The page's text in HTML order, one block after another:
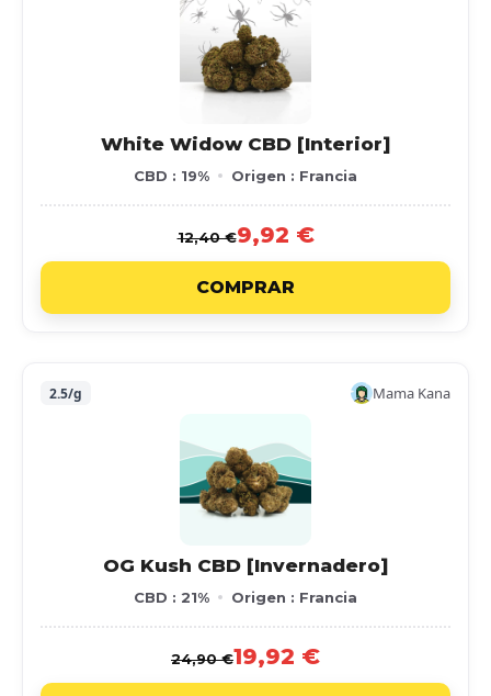
White Widow CBD [Interior]
CBD : 19% Origen : Francia
12,40 €9,92 €
COMPRAR
2.5/g Mama Kana
OG Kush CBD [Invernadero]
CBD : 21% Origen : Francia
24,90 €19,92 €